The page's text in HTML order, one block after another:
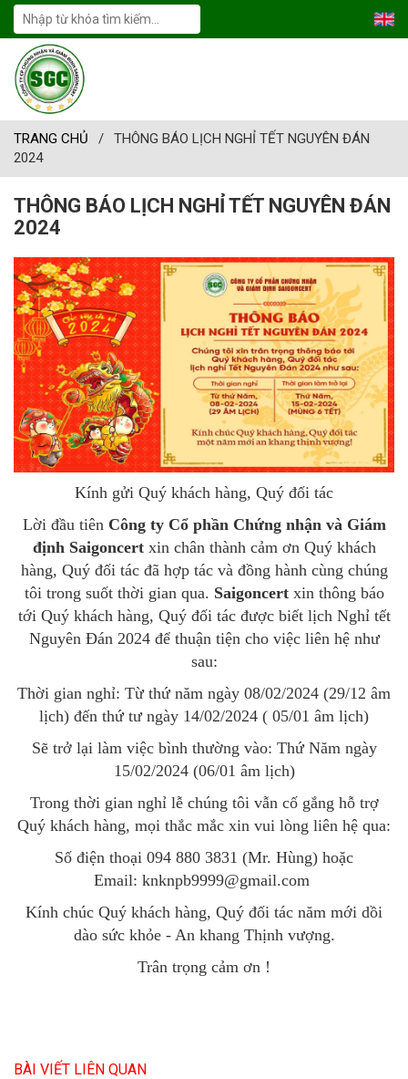
TRANG CHỦ /
THÔNG BÁO LỊCH NGHỈ TẾT NGUYÊN ĐÁN
2024
THÔNG BÁO LỊCH NGHỈ TẾT NGUYÊN ĐÁN
2024
Kính gửi Quý khách hàng, Quý đối tác
Lời đầu tiên Công ty Cổ phần Chứng nhận và Giám
định Saigoncertxin chân thành cảm ơn Quý khách
hàng, Quý đối tác đã hợp tác và đồng hành cùng chúng
tôi trong suốt thời gian qua. Saigoncertxin thông báo
tới Quý khách hàng, Quý đối tác được biết lịch Nghỉ tết
Nguyên Đán 2024 để thuận tiện cho việc liên hệ như
sau:
Thời gian nghỉ: Từ thứ năm ngày 08/02/2024 (29/12 âm
lịch) đến thứ tư ngày 14/02/2024 ( 05/01 âm lịch)
Sẽ trở lại làm việc bình thường vào: Thứ Năm ngày
15/02/2024 (06/01 âm lịch)
Trong thời gian nghỉ lễ chúng tôi vẫn cố gắng hỗ trợ
Quý khách hàng, mọi thắc mắc xin vui lòng liên hệ qua:
Số điện thoại 094 880 3831 (Mr. Hùng) hoặc
Email: knknpb9999@gmail.com
Kính chúc Quý khách hàng, Quý đối tác năm mới dồi
dào sức khỏe - An khang Thịnh vượng.
Trân trọng cảm ơn !
BÀI VIẾT LIÊN QUAN